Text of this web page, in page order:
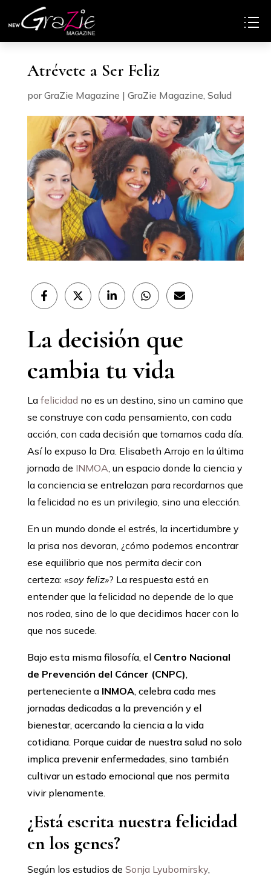
Atrévete a Ser Feliz
porGraZie Magazine | GraZie Magazine, Salud
Compartir
en
Compartir
en
(Twitter)
Compartir
en
Compartir
en
Compartir
en
La decisión que
cambia tu vida
La felicidad no es un destino, sino un camino que
se construye con cada pensamiento, con cada
acción, con cada decisión que tomamos cada día.
Así lo expuso la Dra. Elisabeth Arrojo en la última
jornada de INMOA , un espacio donde la ciencia y
la conciencia se entrelazan para recordarnos que
la felicidad no es un privilegio, sino una elección.
En un mundo donde el estrés, la incertidumbre y
la prisa nos devoran, ¿cómo podemos encontrar
ese equilibrio que nos permita decir con
certeza: «soy feliz»? La respuesta está en
entender que la felicidad no depende de lo que
nos rodea, sino de lo que decidimos hacer con lo
que nos sucede.
Bajo esta misma filosofía, el Centro Nacional
de Prevención del Cáncer (CNPC),
perteneciente a INMOA, celebra cada mes
jornadas dedicadas a la prevención y el
bienestar, acercando la ciencia a la vida
cotidiana. Porque cuidar de nuestra salud no solo
implica prevenir enfermedades, sino también
cultivar un estado emocional que nos permita
vivir plenamente.
¿Está escrita nuestra felicidad
en los genes?
Según los estudios de Sonja Lyubomirsky,